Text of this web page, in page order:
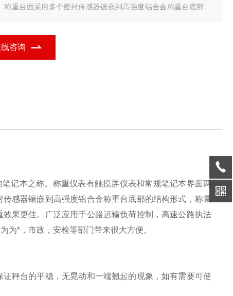
称重台面采用多个密封传感器镶嵌到高强度铝合金称重台底部的
咨询
笔记本之称。称重仪表有触摸屏仪表和常规笔记本界面两
感器镶嵌到高强度铝合金称重台底部的结构形式，称量
果更佳。广泛应用于公路运输负荷控制，高速公路执法
为*，市政，安检等部门带来很大方便。
秤台的平稳，无晃动和一端翘起的现象，如有需要可使